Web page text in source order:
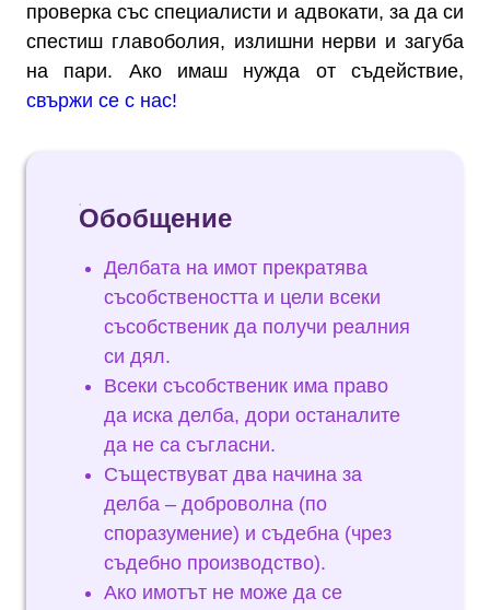
проверка със специалисти и адвокати, за да си
спестиш главоболия, излишни нерви и загуба
на пари. Ако имаш нужда от съдействие,
свържи се с нас!
Обобщение
Делбата на имот прекратява
съсобствеността и цели всеки
съсобственик да получи реалния
си дял.
Всеки съсобственик има право
да иска делба, дори останалите
да не са съгласни.
Съществуват два начина за
делба – доброволна (по
споразумение) и съдебна (чрез
съдебно производство).
Ако имотът не може да се